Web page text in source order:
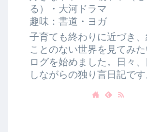
る）・大河ドラマ
趣味：書道・ヨガ
子育ても終わりに近づき
ことのない世界を見てみ
ログを始めました。日々
しながらの独り言日記です